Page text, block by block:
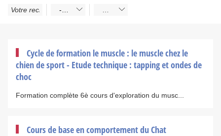
- Types - Titre A->Z
Cycle de formation le muscle : le muscle chez le
chien de sport - Etude technique : tapping et ondes de
choc
Formation complète 6è cours d'exploration du musc...
Cours de base en comportement du Chat